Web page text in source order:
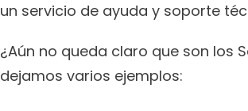
un servicio de ayuda y soporte
¿Aún no queda claro que son los
dejamos varios ejemplos: